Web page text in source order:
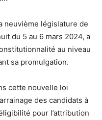
neuvième législature de
du 5 au 6 mars 2024, a
au niveau
sa promulgation.
cette nouvelle loi
des candidats à
pour l’attribution